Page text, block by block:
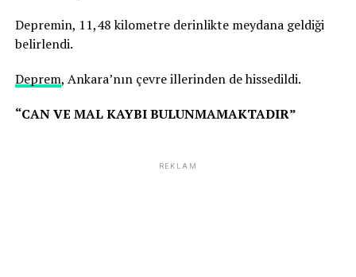
Depremin, 11,48 kilometre derinlikte meydana geldiği
belirlendi.
Deprem, Ankara’nın çevre illerinden de hissedildi.
“CAN VE MAL KAYBI BULUNMAMAKTADIR”
REKLAM